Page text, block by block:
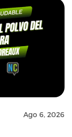
Ago 6, 2026